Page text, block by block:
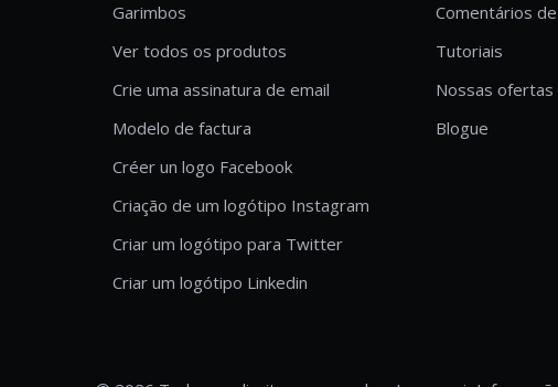
Garimbos
Ver todos os produtos
Crie uma assinatura de email
Modelo de factura
Créer un logo Facebook
Criação de um logótipo Instagram
Criar um logótipo para Twitter
Criar um logótipo Linkedin
Comentários
Tutoriais
Nossas ofertas
Blogue